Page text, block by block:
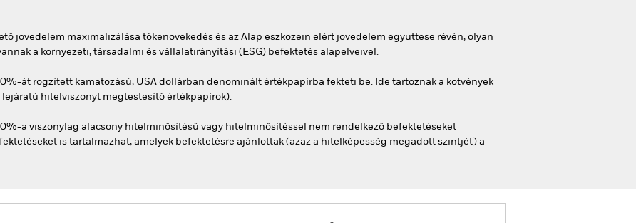
jövedelem maximalizálása tőkenövekedés és az Alap eszközein elért jövedelem együttese révén, olyan
a környezeti, társadalmi és vállalatirányítási (ESG) befektetés alapelveivel.
át rögzített kamatozású, USA dollárban denominált értékpapírba fekteti be. Ide tartoznak a kötvények
lejáratú hitelviszonyt megtestesítő értékpapírok).
a viszonylag alacsony hitelminősítésű vagy hitelminősítéssel nem rendelkező befektetéseket
is tartalmazhat, amelyek befektetésre ajánlottak (azaz a hitelképesség megadott szintjét) a